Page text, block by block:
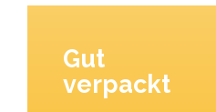
Gut
verpackt